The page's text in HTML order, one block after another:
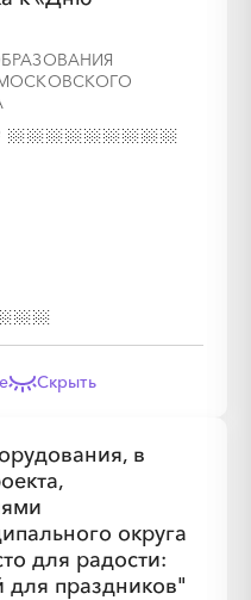
Скрыть
в
округа
для радости:
для праздников"